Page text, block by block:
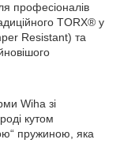
професіоналів
TORX® у
Resistant) та
Wiha зі
кутом
пружиною, яка